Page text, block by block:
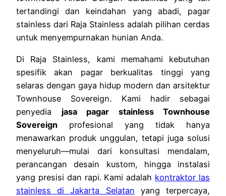
tertandingi dan keindahan yang abadi, pagar
stainless dari Raja Stainless adalah pilihan cerdas
untuk menyempurnakan hunian Anda.
Di Raja Stainless, kami memahami kebutuhan
spesifik akan pagar berkualitas tinggi yang
selaras dengan gaya hidup modern dan arsitektur
Townhouse Sovereign. Kami hadir sebagai
penyedia jasa pagar stainless Townhouse
Sovereign profesional yang tidak hanya
menawarkan produk unggulan, tetapi juga solusi
menyeluruh—mulai dari konsultasi mendalam,
perancangan desain kustom, hingga instalasi
yang presisi dan rapi. Kami adalah kontraktor las
stainless di Jakarta Selatan yang terpercaya,